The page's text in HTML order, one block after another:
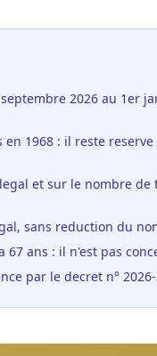
2026 au 1er
1968 : il reste
et sur le nombre
sans reduction du
ans : il n'est pas
par le decret n°